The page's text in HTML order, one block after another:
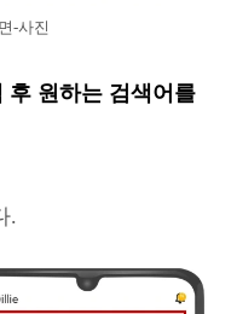
-사진
원하는 검색어를
.